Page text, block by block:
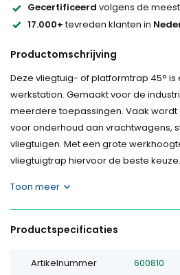
Gecertificeerd volgens de
17.000+tevreden klanten in
Productomschrijving
Deze vliegtuig- of platformtrap 45°
werkstation. Gemaakt voor de
meerdere toepassingen. Vaak
voor onderhoud aan vrachtwagens,
vliegtuigen. Met een grote
vliegtuigtrap hiervoor de beste
Toon meer
Productspecificaties
Artikelnummer 600810